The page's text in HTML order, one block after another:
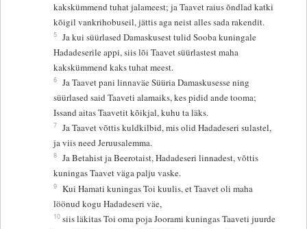
kakskümmend tuhat jalameest; ja Taavet raius õndlad katki
kõigil vankrihobuseil, jättis aga neist alles sada rakendit.
5 Ja kui süürlased Damaskusest tulid Sooba kuningale
Hadadeserile appi, siis lõi Taavet süürlastest maha
kakskümmend kaks tuhat meest.
6 Ja Taavet pani linnaväe Süüria Damaskusesse ning
süürlased said Taaveti alamaiks, kes pidid ande tooma;
Issand aitas Taavetit kõikjal, kuhu ta läks.
7 Ja Taavet võttis kuldkilbid, mis olid Hadadeseri sulastel,
ja viis need Jeruusalemma.
8 Ja Betahist ja Beerotaist, Hadadeseri linnadest, võttis
kuningas Taavet väga palju vaske.
9 Kui Hamati kuningas Toi kuulis, et Taavet oli maha
löönud kogu Hadadeseri väe,
10 siis läkitas Toi oma poja Joorami kuningas Taaveti juurde